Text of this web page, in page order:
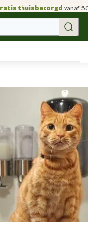
thuisbezorgd vanaf